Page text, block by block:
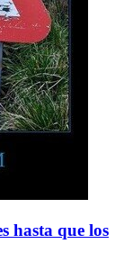
hasta que los